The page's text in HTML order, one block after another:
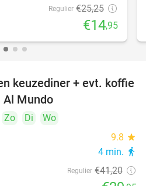
Regulier €25,25
€14,95
27%
keuzediner + evt. koffie
Mundo
Zo Di
Wo
9.8 star
4 min. directions_walk
Regulier €41,20